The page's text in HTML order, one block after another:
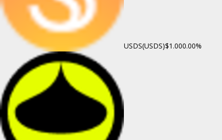
USDS(USDS)$1.000.00%